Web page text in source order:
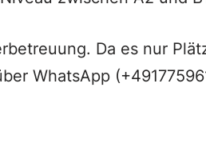
Da es nur
WhatsApp